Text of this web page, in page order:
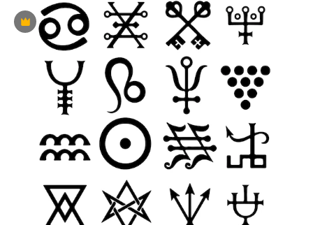
Premium